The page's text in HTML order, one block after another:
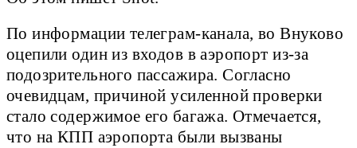
По информации телеграм-канала, во Внуково
оцепили один из входов в аэропорт из-за
подозрительного пассажира. Согласно
очевидцам, причиной усиленной проверки
стало содержимое его багажа. Отмечается,
что на КПП аэропорта были вызваны